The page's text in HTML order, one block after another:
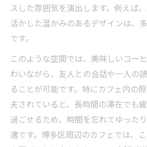
スした雰囲気を演出します。例えば
活かした温かみのあるデザインは、
です。
このような空間では、美味しいコー
わいながら、友人との会話や一人の
ることが可能です。特にカフェ内の
夫されていると、長時間の滞在でも
過ごせるため、時間を忘れてゆった
適です。博多区周辺のカフェでは、